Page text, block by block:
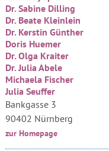
Dr. Sabine Dilling
Dr. Beate Kleinlein
Dr. Kerstin Günther
Doris Huemer
Dr. Olga Kraiter
Dr. Julia Abele
Michaela Fischer
Julia Seuffer
Bankgasse 3
90402 Nürnberg
zur Homepage